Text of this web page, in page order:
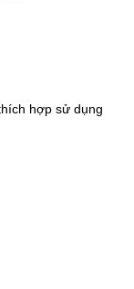
hợp sử dụng